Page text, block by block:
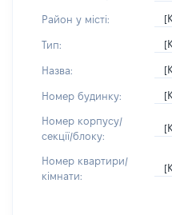
Район у місті:
Тип:
Назва:
Номер будинку:
Номер корпусу/
секції/блоку:
Номер квартири/
кімнати: